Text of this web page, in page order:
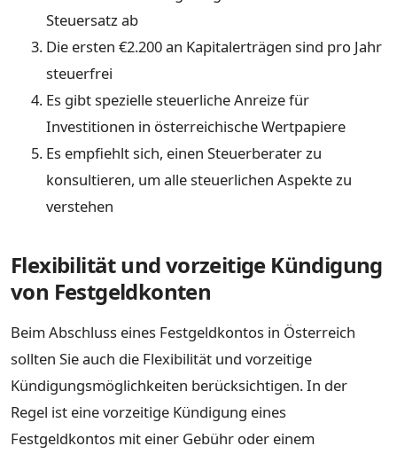
Steuersatz ab
Die ersten €2.200 an Kapitalerträgen sind pro Jahr
steuerfrei
Es gibt spezielle steuerliche Anreize für
Investitionen in österreichische Wertpapiere
Es empfiehlt sich, einen Steuerberater zu
konsultieren, um alle steuerlichen Aspekte zu
verstehen
Flexibilität und vorzeitige Kündigung
von Festgeldkonten
Beim Abschluss eines Festgeldkontos in Österreich
sollten Sie auch die Flexibilität und vorzeitige
Kündigungsmöglichkeiten berücksichtigen. In der
Regel ist eine vorzeitige Kündigung eines
Festgeldkontos mit einer Gebühr oder einem